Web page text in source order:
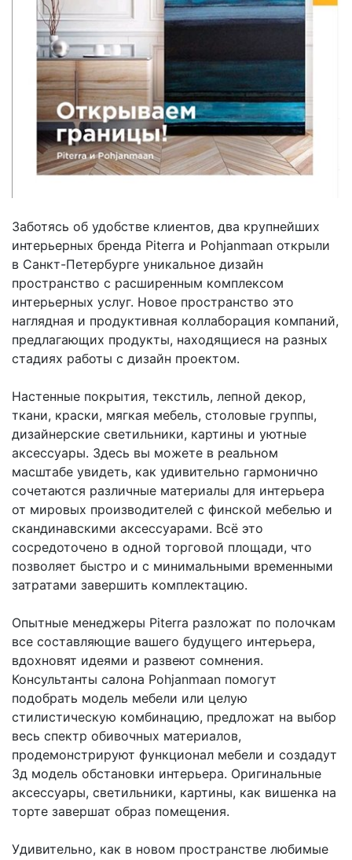
Заботясь об удобстве клиентов, два крупнейших
интерьерных бренда Piterra и Pohjanmaan открыли
в Санкт-Петербурге уникальное дизайн
пространство с расширенным комплексом
интерьерных услуг. Новое пространство это
наглядная и продуктивная коллаборация компаний,
предлагающих продукты, находящиеся на разных
стадиях работы с дизайн проектом.
Настенные покрытия, текстиль, лепной декор,
ткани, краски, мягкая мебель, столовые группы,
дизайнерские светильники, картины и уютные
аксессуары. Здесь вы можете в реальном
масштабе увидеть, как удивительно гармонично
сочетаются различные материалы для интерьера
от мировых производителей с финской мебелью и
скандинавскими аксессуарами. Всё это
сосредоточено в одной торговой площади, что
позволяет быстро и с минимальными временными
затратами завершить комплектацию.
Опытные менеджеры Piterra разложат по полочкам
все составляющие вашего будущего интерьера,
вдохновят идеями и развеют сомнения.
Консультанты салона Pohjanmaan помогут
подобрать модель мебели или целую
стилистическую комбинацию, предложат на выбор
весь спектр обивочных материалов,
продемонстрируют функционал мебели и создадут
3д модель обстановки интерьера. Оригинальные
аксессуары, светильники, картины, как вишенка на
торте завершат образ помещения.
Удивительно, как в новом пространстве любимые